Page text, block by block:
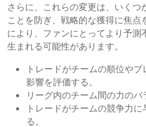
さらに、これらの変更は、いくつ
ことを防ぎ、戦略的な獲得に焦
により、ファンにとってより予
生まれる可能性があります。
トレードがチームの順位や
影響を評価する。
リーグ内のチーム間の力のバ
トレードがチームの競争力
る。